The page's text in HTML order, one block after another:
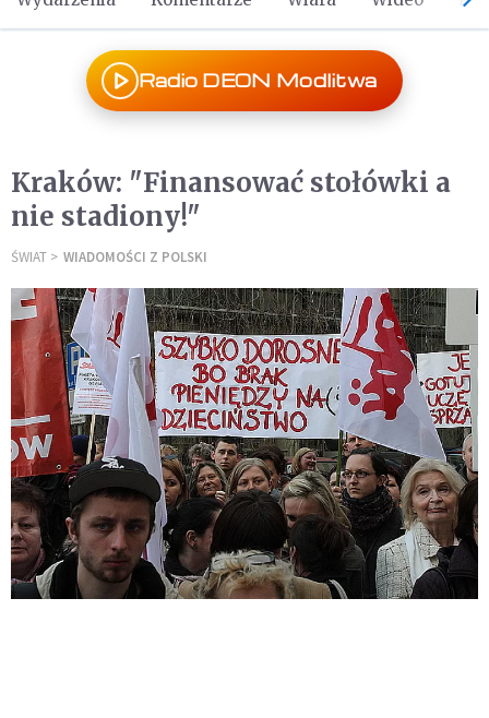
Radio DEON Modlitwa
Kraków: "Finansować stołówki a
nie stadiony!"
ŚWIAT WIADOMOŚCI Z POLSKI